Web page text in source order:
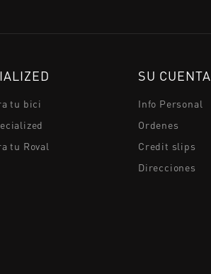
tu bici
tu Roval
SU CUENTA
Info Personal
Ordenes
Credit slips
Direcciones